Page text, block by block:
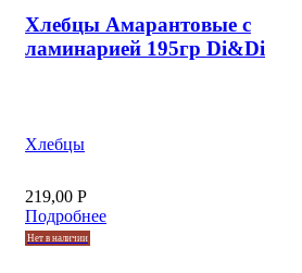
Хлебцы Амарантовые с
ламинарией 195гр Di&Di
Хлебцы
219,00 Р
Подробнее
Нет в наличии